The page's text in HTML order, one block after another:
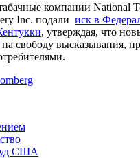
компании National
Inc. подали иск в
, утверждая, что
свободу высказывания,
США